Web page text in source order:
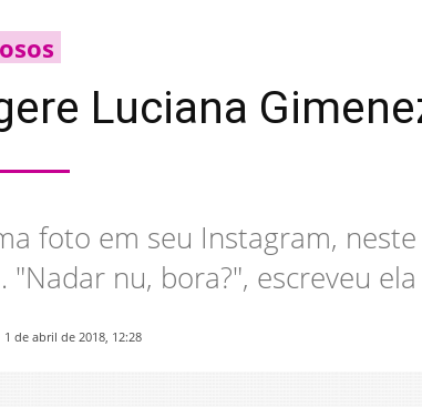
Luciana
foto em seu Instagram,
nu, bora?", escreveu
1 de abril de 2018, 12:28